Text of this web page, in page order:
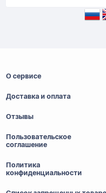
О сервисе
Доставка и оплата
Отзывы
Пользовательское
соглашение
Политика
конфиденциальности